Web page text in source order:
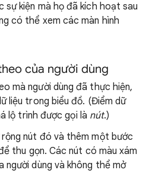
sự kiện mà họ đã kích hoạt sau
có thể xem các màn hình
của người dùng
mà người dùng đã thực hiện,
liệu trong biểu đồ. (Điểm dữ
lộ trình được gọi là nút.)
nút đó và thêm một bước
thu gọn. Các nút có màu xám
người dùng và không thể mở